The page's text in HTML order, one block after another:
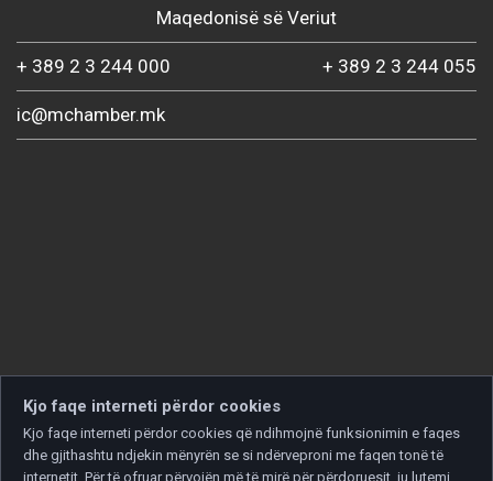
Maqedonisë së Veriut
+ 389 2 3 244 000 + 389 2 3 244 055
ic@mchamber.mk
Kjo faqe interneti përdor cookies
Kjo faqe interneti përdor cookies që ndihmojnë funksionimin e faqes
dhe gjithashtu ndjekin mënyrën se si ndërveproni me faqen tonë të
internetit. Për të ofruar përvojën më të mirë për përdoruesit, ju lutemi